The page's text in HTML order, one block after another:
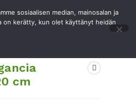
Yhteystiedot
cm
sosiaalisen median, mainosalan ja
on kerätty, kun olet käyttänyt heidän